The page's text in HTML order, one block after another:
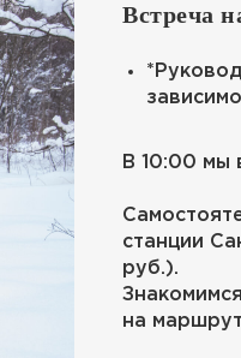
Встреча
В 10:00 мы
станции
руб.).
на